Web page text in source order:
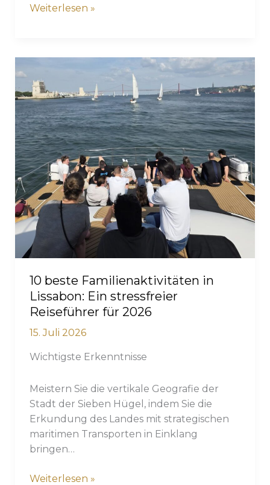
Segeln
25.
April:
Der
ultimative
Lissabon-
Bootsführer
(2026)
Weiterlesen »
10 beste Familienaktivitäten in
Lissabon: Ein stressfreier
Reiseführer für 2026
15. Juli 2026
Wichtigste Erkenntnisse
Meistern Sie die vertikale Geografie der
Stadt der Sieben Hügel, indem Sie die
Erkundung des Landes mit strategischen
maritimen Transporten in Einklang
bringen…
10
Weiterlesen »